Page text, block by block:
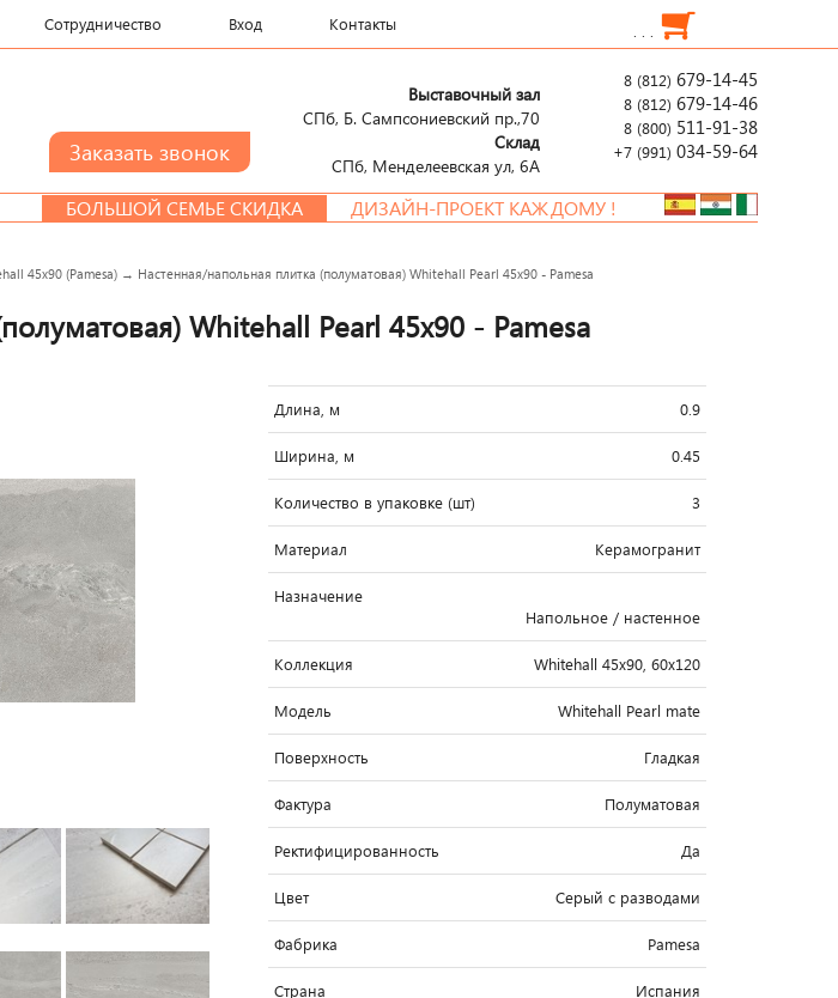
Сотрудничество Вход Контакты . . .
8 (812) 679-14-45
8 (812) 679-14-46
8 (800) 511-91-38
+7 (991) 034-59-64
Выставочный зал
СПб, Б. Сампсониевский пр.,70
Склад
СПб, Менделеевcкая ул, 6А
БОЛЬШОЙ СЕМЬЕ СКИДКА ДИЗАЙН-ПРОЕКТ КАЖДОМУ !
45x90 (Pamesa) → Настенная/напольная плитка (полуматовая) Whitehall Pearl 45x90 - Pamesa
Whitehall Pearl 45x90 - Pamesa
Длина, м 0.9
Ширина, м 0.45
Количество в упаковке (шт) 3
Материал Керамогранит
Назначение
Напольное / настенное
Коллекция Whitehall 45x90, 60x120
Модель Whitehall Pearl mate
Поверхность Гладкая
Фактура Полуматовая
Ректифицированность Да
Цвет Серый с разводами
Фабрика Pamesa
Страна Испания